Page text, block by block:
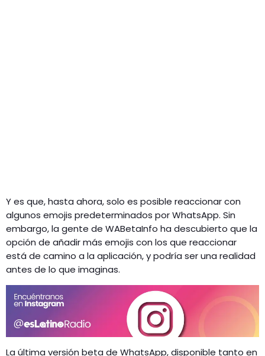
Y es que, hasta ahora, solo es posible reaccionar con
algunos emojis predeterminados por WhatsApp. Sin
embargo, la gente de WABetaInfo ha descubierto que la
opción de añadir más emojis con los que reaccionar
está de camino a la aplicación, y podría ser una realidad
antes de lo que imaginas.
La última versión beta de WhatsApp, disponible tanto en